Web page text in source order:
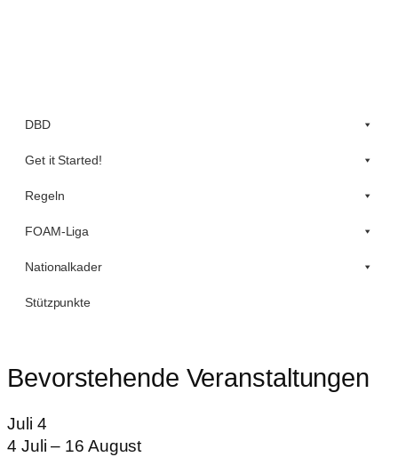
DBD
Get it Started!
Regeln
FOAM-Liga
Nationalkader
Stützpunkte
Bevorstehende Veranstaltungen
Juli 4
4 Juli – 16 August